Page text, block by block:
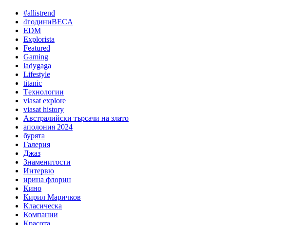
#allistrend
4годиниBECA
EDM
Explorista
Featured
Gaming
ladygaga
Lifestyle
titanic
Tехнологии
viasat explore
viasat history
Австралийски търсачи на злато
аполония 2024
бурята
Галерия
Джаз
Знаменитости
Интервю
ирина флорин
Кино
Кирил Маричков
Класическа
Компании
Красота